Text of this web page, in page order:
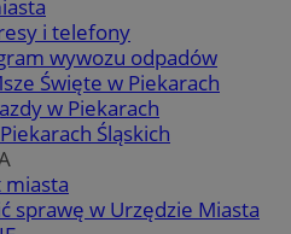
i telefony
wywozu odpadów
Święte w Piekarach
w Piekarach
Śląskich
miasta
sprawę w Urzędzie Miasta